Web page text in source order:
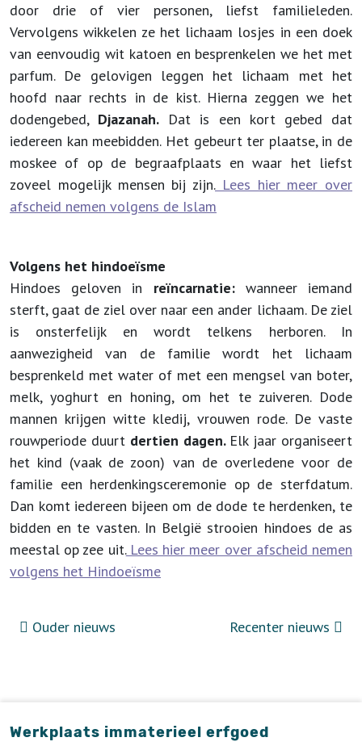
door drie of vier personen, liefst familieleden.
Vervolgens wikkelen ze het lichaam losjes in een doek
van eenvoudig wit katoen en besprenkelen we het met
parfum. De gelovigen leggen het lichaam met het
hoofd naar rechts in de kist. Hierna zeggen we het
dodengebed, Djazanah. Dat is een kort gebed dat
iedereen kan meebidden. Het gebeurt ter plaatse, in de
moskee of op de begraafplaats en waar het liefst
zoveel mogelijk mensen bij zijn.Lees hier meer over
afscheid nemen volgens de Islam
Volgens het hindoeïsme
Hindoes geloven in reïncarnatie: wanneer iemand
sterft, gaat de ziel over naar een ander lichaam. De ziel
is onsterfelijk en wordt telkens herboren. In
aanwezigheid van de familie wordt het lichaam
besprenkeld met water of met een mengsel van boter,
melk, yoghurt en honing, om het te zuiveren. Dode
mannen krijgen witte kledij, vrouwen rode. De vaste
rouwperiode duurt dertien dagen. Elk jaar organiseert
het kind (vaak de zoon) van de overledene voor de
familie een herdenkingsceremonie op de sterfdatum.
Dan komt iedereen bijeen om de dode te herdenken, te
bidden en te vasten. In België strooien hindoes de as
meestal op zee uit.Lees hier meer over afscheid nemen
volgens het Hindoeïsme
Ouder nieuws Recenter nieuws
Werkplaats immaterieel erfgoed